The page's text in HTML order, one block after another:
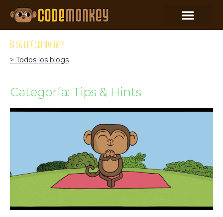
Blog de CodeMonkey
> Todos los blogs
Categoría: Tips & Hints